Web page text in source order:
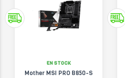
EN STOCK
Mother MSI PRO B850-S